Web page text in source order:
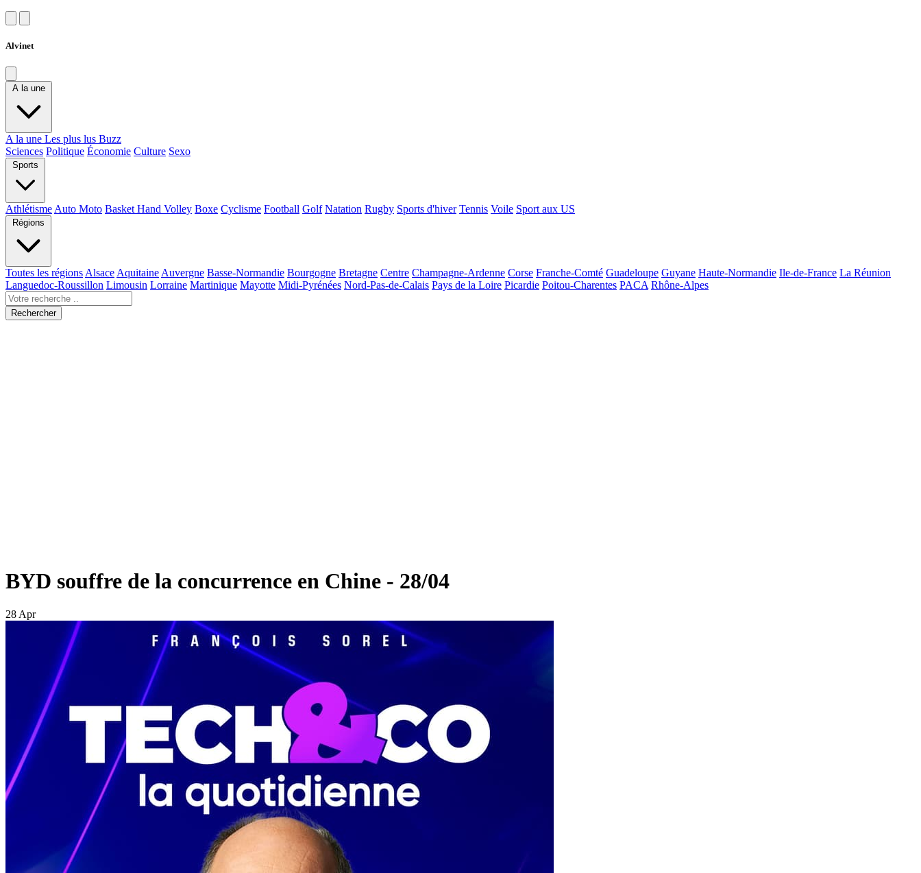
Alvinet
A la une
A la une Les plus lus Buzz
Sciences Politique Économie Culture Sexo
Sports
Athlétisme Auto Moto Basket Hand Volley Boxe Cyclisme Football Golf Natation Rugby Sports d'hiver Tennis Voile Sport aux US
Régions
Toutes les régions Alsace Aquitaine Auvergne Basse-Normandie Bourgogne Bretagne Centre Champagne-Ardenne Corse Franche-Comté Guadeloupe Guyane Haute-Normandie Ile-de-France La Réunion
Languedoc-Roussillon Limousin Lorraine Martinique Mayotte Midi-Pyrénées Nord-Pas-de-Calais Pays de la Loire Picardie Poitou-Charentes PACA Rhône-Alpes
Rechercher
BYD souffre de la concurrence en Chine - 28/04
28 Apr